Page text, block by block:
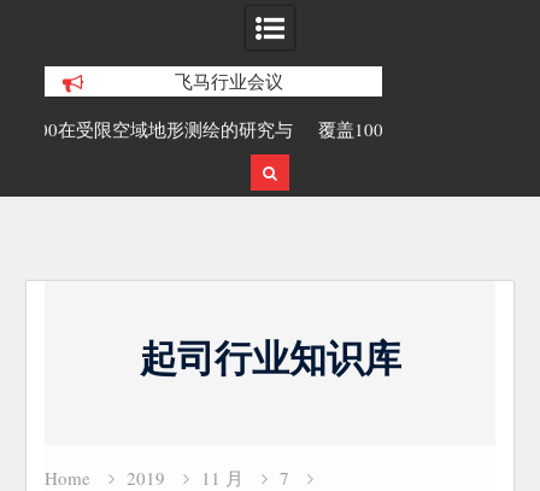
飞马行业会议
研究与
覆盖1000公里带状密林高山区的飞马机
载激光雷达点云数据及正射影像
起司行业知识库
Home 2019 11 月
7